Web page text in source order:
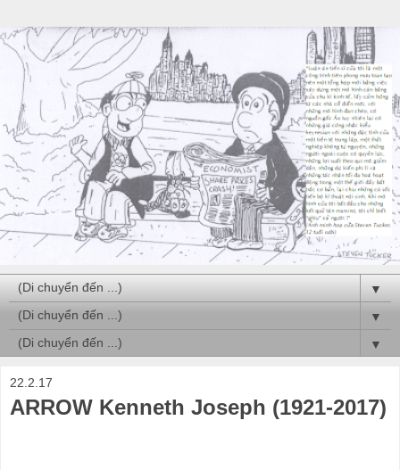
▼
▼
▼
22.2.17
ARROW Kenneth Joseph (1921-2017)